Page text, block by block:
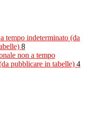
tempo indeterminato (da
8
non a tempo
pubblicare in tabelle) 4